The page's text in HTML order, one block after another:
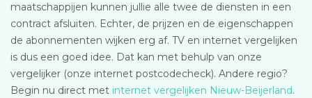
maatschappijen kunnen jullie alle twee de diensten in een
contract afsluiten. Echter, de prijzen en de eigenschappen
de abonnementen wijken erg af. TV en internet vergelijken
is dus een goed idee. Dat kan met behulp van onze
vergelijker (onze internet postcodecheck). Andere regio?
Begin nu direct met internet vergelijken Nieuw-Beijerland.